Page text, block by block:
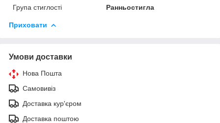
Група стиглості
Ранньостигла
Приховати
Умови доставки
Нова Пошта
Самовивіз
Доставка кур'єром
Доставка поштою